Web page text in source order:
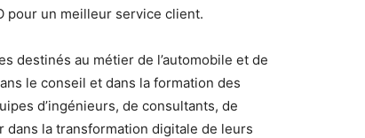
pour un meilleur service client.
destinés au métier de l’automobile et de
le conseil et dans la formation des
d’ingénieurs, de consultants, de
dans la transformation digitale de leurs